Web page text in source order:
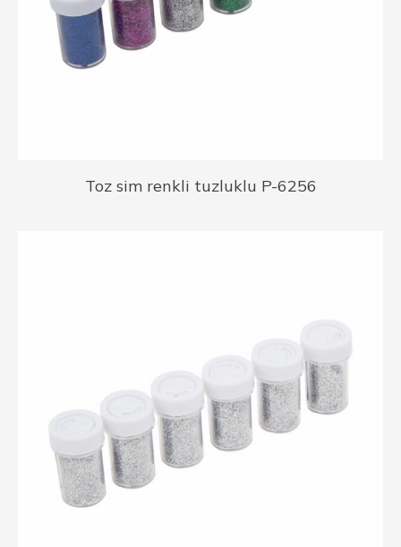
Toz sim renkli tuzluklu P-6256